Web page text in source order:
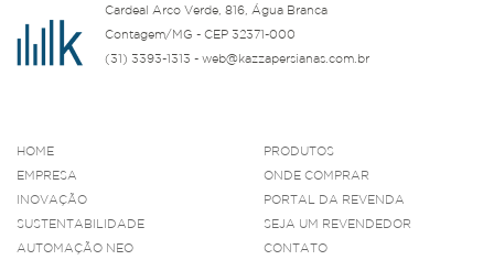
Cardeal Arco Verde, 816, Água Branca
Contagem/MG - CEP 32371-000
(31) 3393-1313 - web@kazzapersianas.com.br
HOME
EMPRESA
INOVAÇÃO
SUSTENTABILIDADE
AUTOMAÇÃO NEO
PRODUTOS
ONDE COMPRAR
PORTAL DA REVENDA
SEJA UM REVENDEDOR
CONTATO